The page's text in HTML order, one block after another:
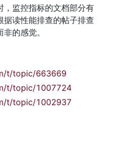
，监控指标的文档部分有
据读性能排查的帖子排查
的感觉。
t/topic/663669
t/topic/1007724
t/topic/1002937